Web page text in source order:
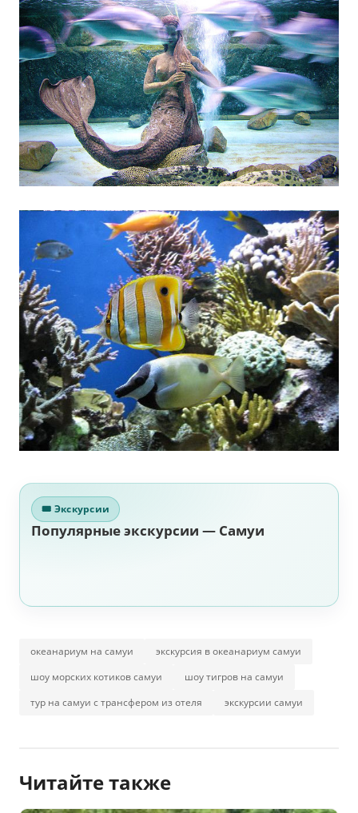
🎟 Экскурсии
Популярные экскурсии — Самуи
океанариум на самуи
экскурсия в океанариум самуи
шоу морских котиков самуи
шоу тигров на самуи
тур на самуи с трансфером из отеля
экскурсии самуи
Читайте также